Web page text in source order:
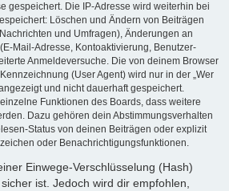
gespeichert. Die IP-Adresse wird weiterhin bei
Löschen und Ändern von Beiträgen
und Umfragen), Änderungen an
Mail-Adresse, Kontoaktivierung, Benutzer-
Anmeldeversuche. Die von deinem Browser
(User Agent) wird nur in der „Wer
und nicht dauerhaft gespeichert.
Funktionen des Boards, dass weitere
Dazu gehören dein Abstimmungsverhalten
Status von deinen Beiträgen oder explizit
oder Benachrichtigungsfunktionen.
Einwege-Verschlüsselung (Hash)
ist. Jedoch wird dir empfohlen,